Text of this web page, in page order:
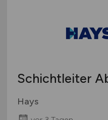
Schichtleiter
Hays